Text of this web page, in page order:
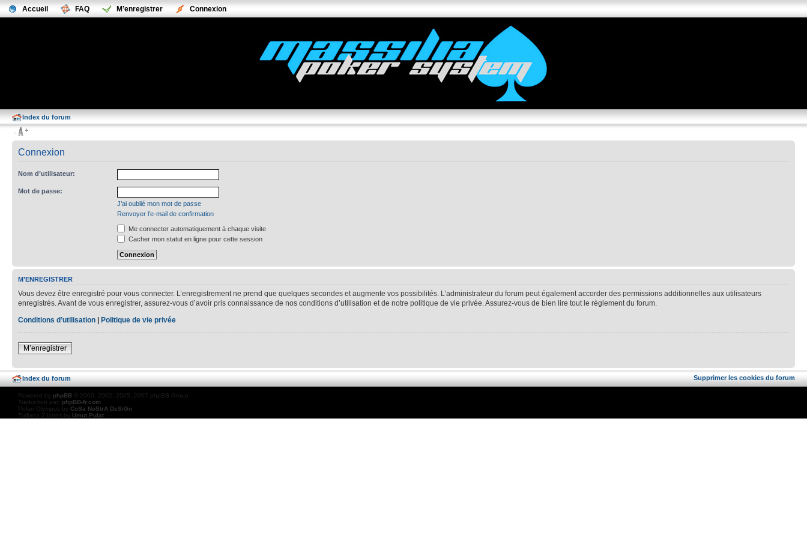
Accueil FAQ M’enregistrer Connexion
Index du forum
Connexion
Nom d’utilisateur:
Mot de passe:
J’ai oublié mon mot de passe
Renvoyer l’e-mail de confirmation
Me connecter automatiquement à chaque visite
Cacher mon statut en ligne pour cette session
M’ENREGISTRER
Vous devez être enregistré pour vous connecter. L’enregistrement ne prend que quelques secondes et augmente vos possibilités. L’administrateur du forum peut également accorder des permissions additionnelles aux utilisateurs
enregistrés. Avant de vous enregistrer, assurez-vous d’avoir pris connaissance de nos conditions d’utilisation et de notre politique de vie privée. Assurez-vous de bien lire tout le règlement du forum.
Conditions d’utilisation | Politique de vie privée
M’enregistrer
Index du forum Supprimer les cookies du forum
Powered by phpBB © 2000, 2002, 2005, 2007 phpBB Group
Traduction par: phpBB-fr.com
Poker Olympus by CoSa NoStrA DeSiGn
Tulliana 2 Icons by Umut Pulat